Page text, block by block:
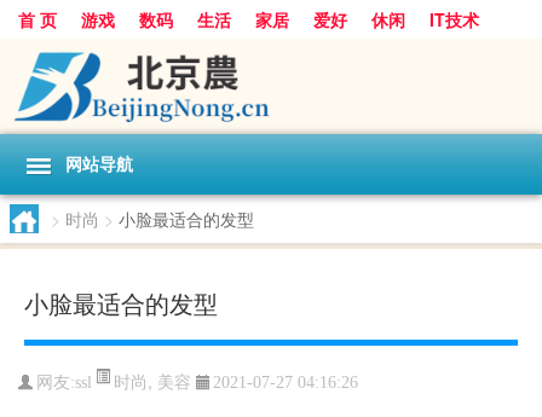
首 页 游戏 数码 生活 家居 爱好 休闲
IT技术
互联网
手机 购物
网站导航
> 时尚 > 小脸最适合的发型
小脸最适合的发型
网友:ssl 时尚, 美容 2021-07-27 04:16:26